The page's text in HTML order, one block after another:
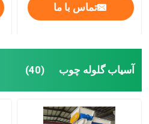
دستگاه آسیاب چکشی
مخازن غلات
تماس با ما
آسیاب گلوله چوب (40)